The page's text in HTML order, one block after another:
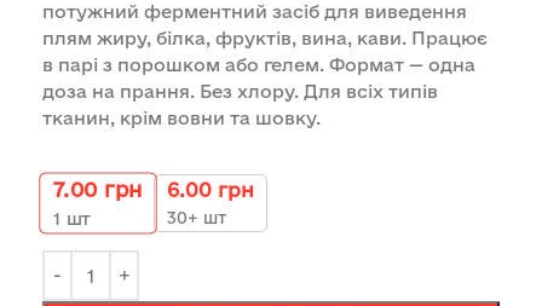
потужний ферментний засіб для виведення
плям жиру, білка, фруктів, вина, кави. Працює
в парі з порошком або гелем. Формат — одна
доза на прання. Без хлору. Для всіх типів
тканин, крім вовни та шовку.
7.00 грн
1 шт
6.00 грн
30+ шт